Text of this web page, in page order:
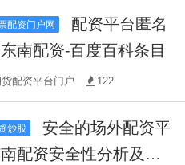
配资门户网
南配资-百度百科条目
配资平台门户 122
炒股
安全的场外配资平
配资安全性分析及策